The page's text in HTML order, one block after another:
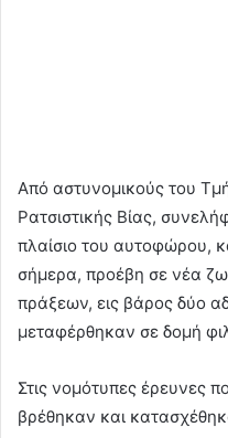
Από αστυνομικούς του
Ρατσιστικής Βίας,
πλαίσιο του αυτοφώρου,
σήμερα, προέβη σε νέα
πράξεων, εις βάρος δύο
μεταφέρθηκαν σε δομή
Στις νομότυπες έρευνες
βρέθηκαν και